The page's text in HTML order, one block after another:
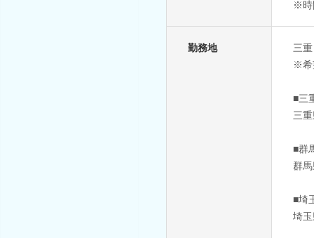
※時
勤務地
三
※希
■三
三
■群
群
■埼
埼